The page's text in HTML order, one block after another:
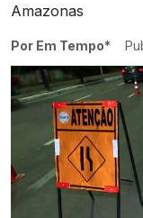
Amazonas
Por Em Tempo*